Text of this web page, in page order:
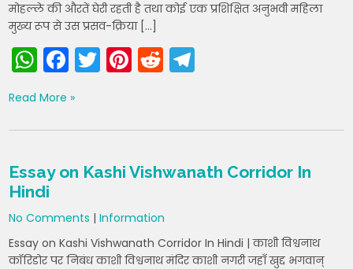
मोहल्ले की औरतें घेरी रहती है तथा कोई एक प्रशिक्षित अनुभवी महिला
मुख्य रूप से उस प्रसव-क्रिया […]
W
h
a
ts
A
p
p
F
a
c
e
b
o
o
k
T
w
er
Pi
nt
e
st
R
e
di
t
gr
a
m
Read More »
Essay on Kashi Vishwanath Corridor In
Hindi
No Comments |Information
Essay on Kashi Vishwanath Corridor In Hindi | काशी विश्वनाथ
कॉरिडोर पर निबंध काशी विश्वनाथ मंदिर काशी नगरी जहाँ खुद्द भगवान्